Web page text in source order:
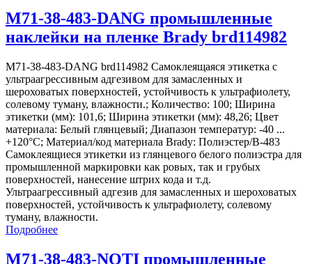
M71-38-483-DANG промышленные
наклейки на пленке Brady brd114982
M71-38-483-DANG brd114982 Самоклеящаяся этикетка с
ультраагрессивным адгезивом для замасленных и
шероховатых поверхностей, устойчивость к ультрафиолету,
солевому туману, влажности.; Количество: 100; Ширина
этикетки (мм): 101,6; Ширина этикетки (мм): 48,26; Цвет
материала: Белый глянцевый; Диапазон температур: -40 ...
+120°С; Материал/код материала Brady: Полиэстер/В-483
Самоклеящиеся этикетки из глянцевого белого полиэстра для
промышленной маркировки как ровых, так и грубых
поверхностей, нанесение штрих кода и т.д.
Ультраагрессивный адгезив для замасленных и шероховатых
поверхностей, устойчивость к ультрафиолету, солевому
туману, влажности.
Подробнее
M71-38-483-NOTI промышленные